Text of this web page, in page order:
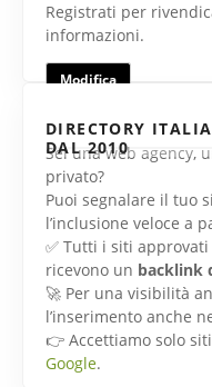
Registrati per
informazioni.
Modifica
DIRECTORY
DAL 2010
Sei una web agency,
privato?
Puoi segnalare il tuo
l’inclusione veloce a
✅ Tutti i siti
ricevono un backlink
🚀 Per una visibilità
l’inserimento anche
👉 Accettiamo solo
Google.